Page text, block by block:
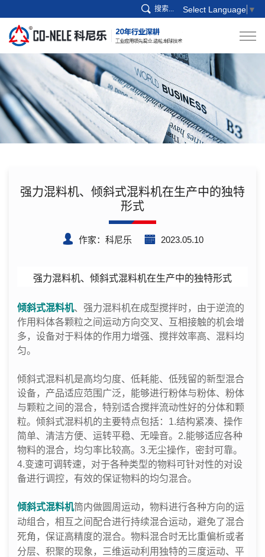
搜索... Select Language ▼
强力混料机、倾斜式混料机在生产中的独特
形式
作家：科尼乐 2023.05.10
强力混料机、倾斜式混料机在生产中的独特形式
倾斜式混料机、强力混料机在成型搅拌时，由于逆流的
作用料体各颗粒之间运动方向交叉、互相接触的机会增
多，设备对于料体的作用力增强、搅拌效率高、混料均
匀。
倾斜式混料机是高均匀度、低耗能、低残留的新型混合
设备，产品适应范围广泛，能够进行粉体与粉体、粉体
与颗粒之间的混合，特别适合搅拌流动性好的分体和颗
粒。倾斜式混料机的主要特点包括：1.结构紧凑、操作
简单、清洁方便、运转平稳、无噪音。2.能够适应各种
物料的混合，均匀率比较高。3.无尘操作，密封可靠。
4.变速可调转速，对于各种类型的物料可针对性的对设
备进行调控，有效的保证物料的均匀混合。
倾斜式混料机筒内做圆周运动，物料进行各种方向的运
动组合，相互之间配合进行持续混合运动，避免了混合
死角，保证高精度的混合。物料混合时无比重偏析或者
分层、积聚的现象，三维运动利用独特的三度运动、平